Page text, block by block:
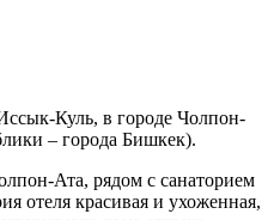
Куль, в городе Чолпон-
– города Бишкек).
Ата, рядом с санаторием
отеля красивая и ухоженная,